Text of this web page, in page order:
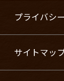
プライバシ
サイトマッ